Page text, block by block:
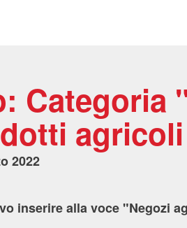
Categoria
agricoli
2022
inserire alla voce "Negozi